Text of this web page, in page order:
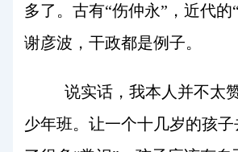
多了。古有“伤仲永”，近代的
谢彦波，干政都是例子。
说实话，我本人并不太
少年班。让一个十几岁的孩